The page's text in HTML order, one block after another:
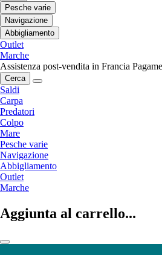
Pesche varie
Navigazione
Abbigliamento
Outlet
Marche
Assistenza post-vendita in Francia
Cerca
Saldi
Carpa
Predatori
Colpo
Mare
Pesche varie
Navigazione
Abbigliamento
Outlet
Marche
Aggiunta al carrello...